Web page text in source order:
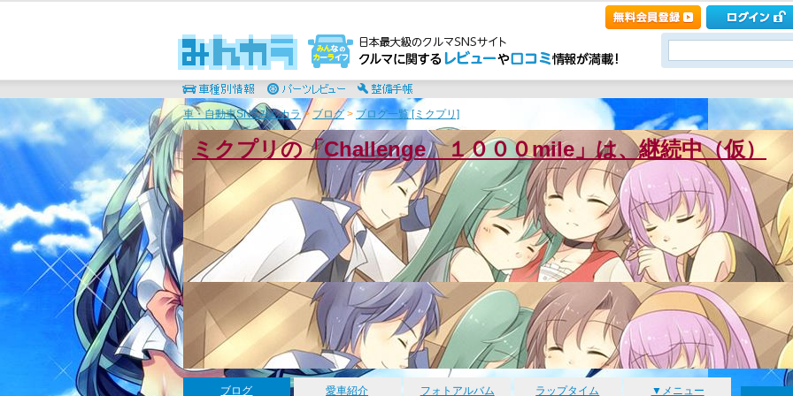
車・自動車SNSみんカラ> ブログ> ブログ一覧 [ミクプリ]
ミクプリの「Challenge １０００mile」は、継続中（仮）
ブログ 愛車紹介 フォトアルバム ラップタイム ▼メニュー